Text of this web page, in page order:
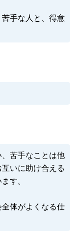
手な人と、得意
苦手なことは他
いに助け合える
す。
体がよくなる仕